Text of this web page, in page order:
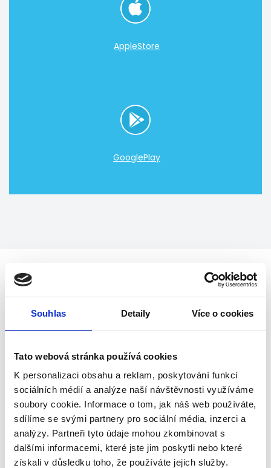
Souhlas Detaily Více o cookies
Tato webová stránka používá cookies
K personalizaci obsahu a reklam, poskytování funkcí
sociálních médií a analýze naší návštěvnosti využíváme
soubory cookie. Informace o tom, jak náš web používáte,
sdílíme se svými partnery pro sociální média, inzerci a
analýzy. Partneři tyto údaje mohou zkombinovat s
dalšími informacemi, které jste jim poskytli nebo které
získali v důsledku toho, že používáte jejich služby.
AppleStore
GooglePlay
Poznejte další chytrá řešení
GSM/GPS autoalarm JABLOTRON
Autoalarm JABLOTRON spolehlivě ochrání
auta, kamiony i zemědělské stroje. Přes
aplikaci MyJABLOTRON navíc sledujete
aktuální polohu auta, počet ujetých kilometrů
nebo jeho spotřebu.